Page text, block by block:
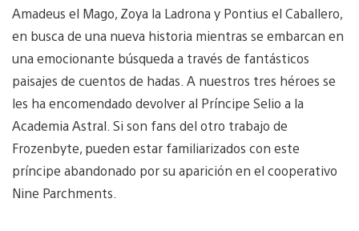
Amadeus el Mago, Zoya la Ladrona y Pontius el Caballero,
en busca de una nueva historia mientras se embarcan en
una emocionante búsqueda a través de fantásticos
paisajes de cuentos de hadas. A nuestros tres héroes se
les ha encomendado devolver al Príncipe Selio a la
Academia Astral. Si son fans del otro trabajo de
Frozenbyte, pueden estar familiarizados con este
príncipe abandonado por su aparición en el cooperativo
Nine Parchments.